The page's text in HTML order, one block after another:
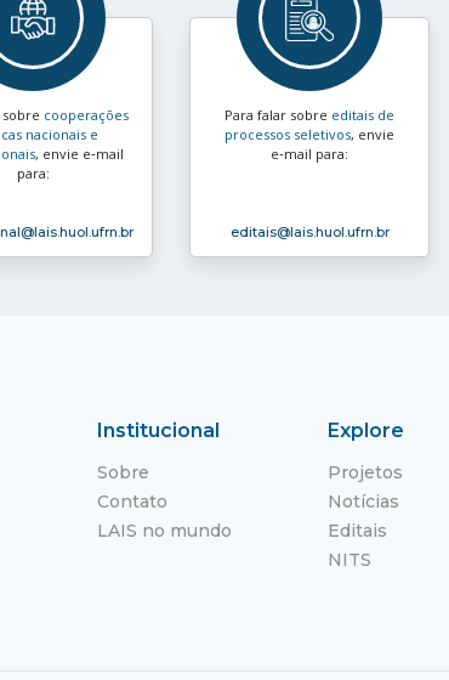
sobre cooperações
nacionais e
, envie e‑mail
para:
@lais.huol.ufrn.br
Para falar sobre editais de
processos seletivos, envie
e‑mail para:
editais@lais.huol.ufrn.br
Institucional
Sobre
Contato
LAIS no mundo
Explore
Projetos
Notícias
Editais
NITS